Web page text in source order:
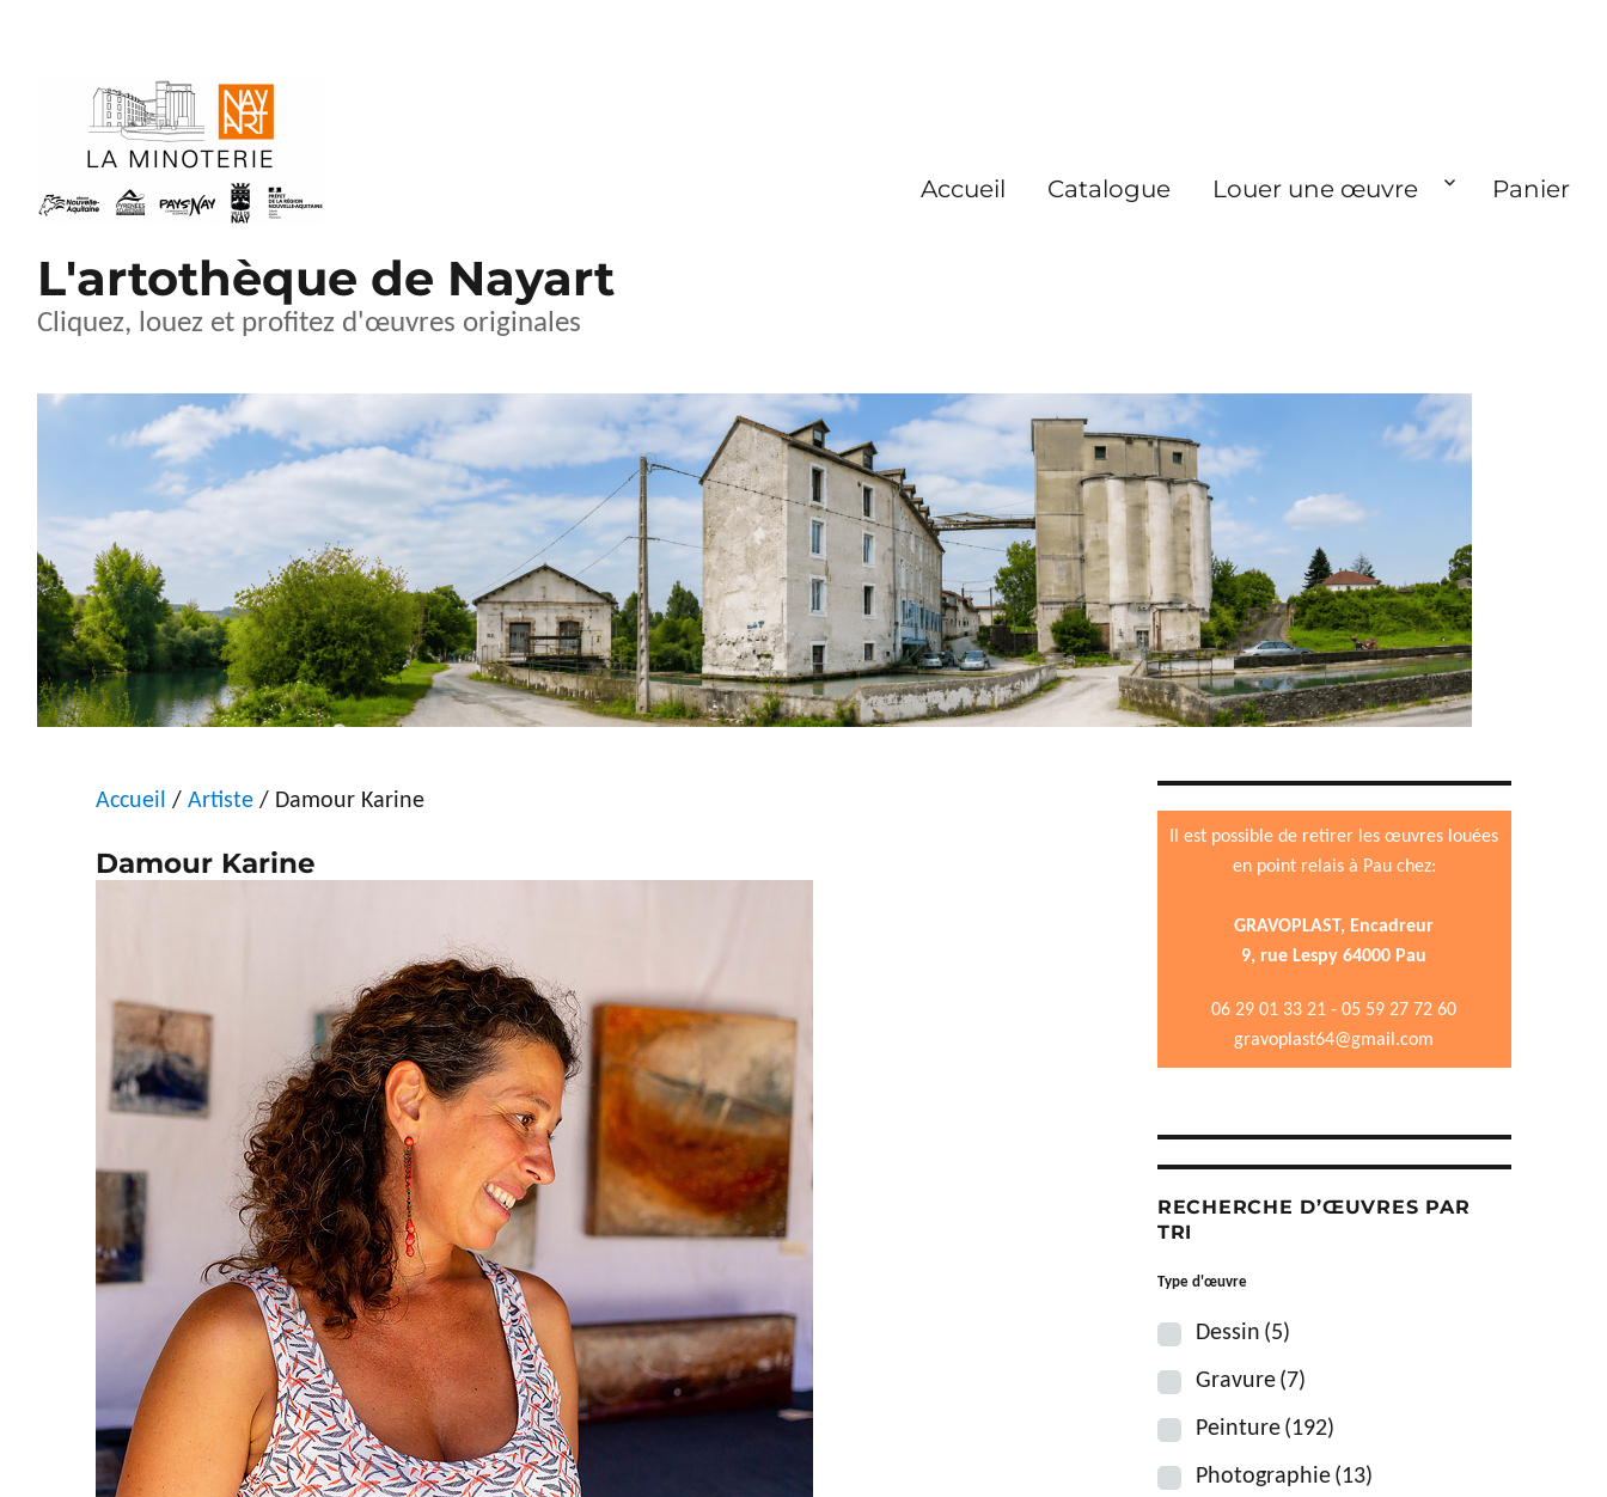
L'artothèque de Nayart
Cliquez, louez et profitez d'œuvres originales
Accueil Catalogue Louer une œuvre Panier
Accueil /Artiste / Damour Karine
Damour Karine
Il est possible de retirer les œuvres louées
en point relais à Pau chez:
GRAVOPLAST, Encadreur
9, rue Lespy 64000 Pau
06 29 01 33 21 - 05 59 27 72 60
gravoplast64@gmail.com
RECHERCHE D’ŒUVRES PAR
TRI
Type d'œuvre
Dessin (5)
Gravure (7)
Peinture (192)
Photographie (13)